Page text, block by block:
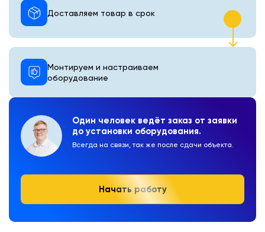
Один человек ведёт заказ от заявки
до установки оборудования.
Всегда на связи, так же после сдачи объекта.
Начать работу
Монтируем и настраиваем
оборудование
Доставляем товар в срок